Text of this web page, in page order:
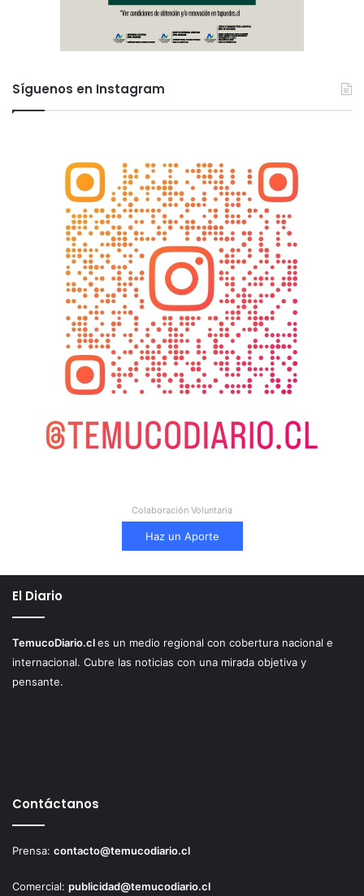
Síguenos en Instagram
Colaboración Voluntaria
Haz un Aporte
El Diario
TemucoDiario.cles un medio regional con cobertura nacional e
internacional. Cubre las noticias con una mirada objetiva y
pensante.
Contáctanos
Prensa: contacto@temucodiario.cl
Comercial: publicidad@temucodiario.cl